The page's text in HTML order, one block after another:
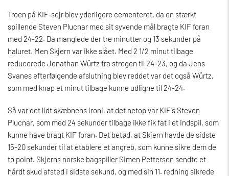
Troen på KIF-sejr blev yderligere cementeret, da en stærkt
spillende Steven Plucnar med sit syvende mål bragte KIF foran
med 24-22. Da manglede der tre minutter og 13 sekunder på
haluret. Men Skjern var ikke slået. Med 2 1/2 minut tilbage
reducerede Jonathan Würtz fra stregen til 24-23, og da Jens
Svanes efterfølgende afslutning blev reddet var det også Würtz,
som med knap et minut tilbage kunne udligne til 24-24.
Så var det lidt skæbnens ironi, at det netop var KIF's Steven
Plucnar, som med 24 sekunder tilbage ikke fik fat i et indspil, som
kunne have bragt KIF foran. Det betød, at Skjern havde de sidste
15-20 sekunder til at etablere et angreb, som kunne sikre dem de
to point. Skjerns norske bagspiller Simen Pettersen sendte et
hårdt skud afsted i sidste sekund, og med sin 11. redning sikrede